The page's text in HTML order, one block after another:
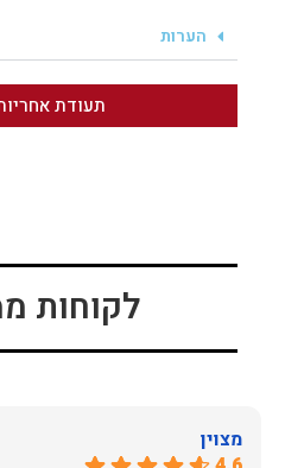
הערות
תעודת
לקוחות
מצוין